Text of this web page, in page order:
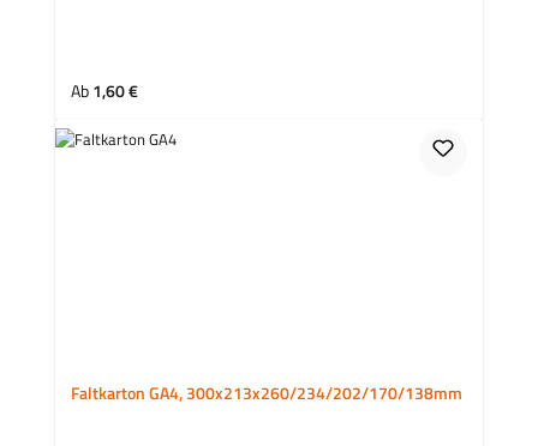
Regulärer Preis:
Ab1,60 €
Faltkarton GA4, 300x213x260/234/202/170/138mm